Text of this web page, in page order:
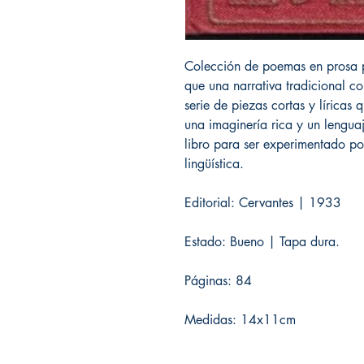
Colección de poemas en
que una narrativa tradicional
serie de piezas cortas y líricas
una imaginería rica y un
libro para ser experimentado
lingüística.
Editorial: Cervantes | 1933
Estado: Bueno | Tapa dura.
Páginas: 84
Medidas: 14x11cm